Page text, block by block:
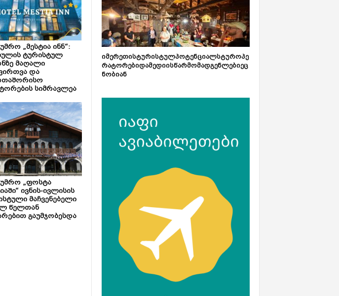
„მესტია ინნ“:
ტურისტულ
მაღალი
და
სიმრავლეა
„ფოსტა
ივნის-ივლისის
მაჩვენებელი
წელთან
გაუმჯობესდა
იმერეთისტურისტულპოტენციალსტუროპე
რატორებიდამედიისწარმომადგენლებიეც
ნობიან